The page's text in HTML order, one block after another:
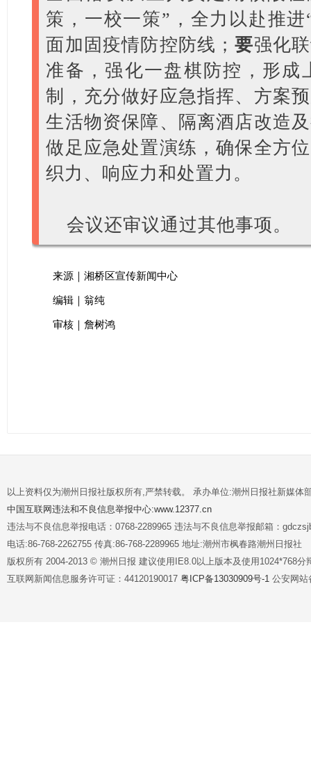
策，一校一策”，全力以赴推
面加固疫情防控防线；要强化
准备，强化一盘棋防控，形成
制，充分做好应急指挥、方案
生活物资保障、隔离酒店改造
做足应急处置演练，确保全方
织力、响应力和处置力。
会议还审议通过其他事项。
来源｜湘桥区宣传新闻中心
编辑｜翁纯
审核｜詹树鸿
以上资料仅为潮州日报社版权所有,严禁转载。 承办单位:潮州日报社新媒体
中国互联网违法和不良信息举报中心:www.12377.cn
违法与不良信息举报电话：0768-2289965 违法与不良信息举报邮箱：
电话:86-768-2262755 传真:86-768-2289965 地址:潮州市枫春路潮州日报社
版权所有 2004-2013 © 潮州日报 建议使用IE8.0以上版本及使用1024*768分
互联网新闻信息服务许可证：44120190017 粤ICP备13030909号-1 公安网站